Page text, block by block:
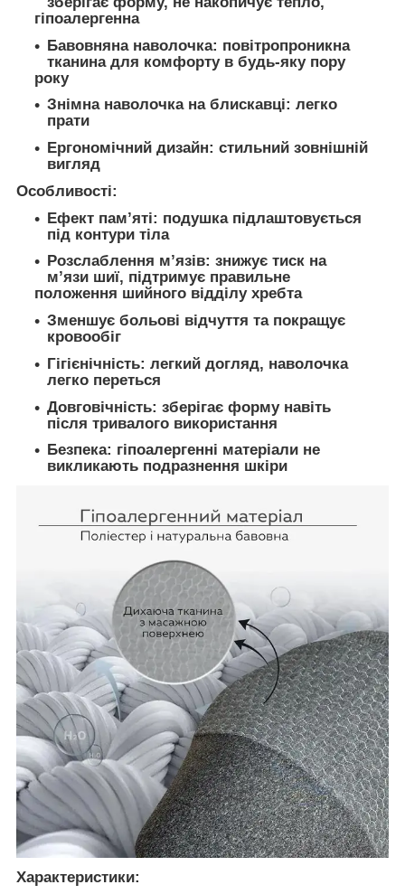
гіпоалергенна
Бавовняна наволочка: повітропроникна
тканина для комфорту в будь-яку пору
року
Знімна наволочка на блискавці: легко
прати
Ергономічний дизайн: стильний зовнішній
вигляд
Особливості:
Ефект пам’яті: подушка підлаштовується
під контури тіла
Розслаблення м’язів: знижує тиск на
м’язи шиї, підтримує правильне
положення шийного відділу хребта
Зменшує больові відчуття та покращує
кровообіг
Гігієнічність: легкий догляд, наволочка
легко переться
Довговічність: зберігає форму навіть
після тривалого використання
Безпека: гіпоалергенні матеріали не
викликають подразнення шкіри
Характеристики: